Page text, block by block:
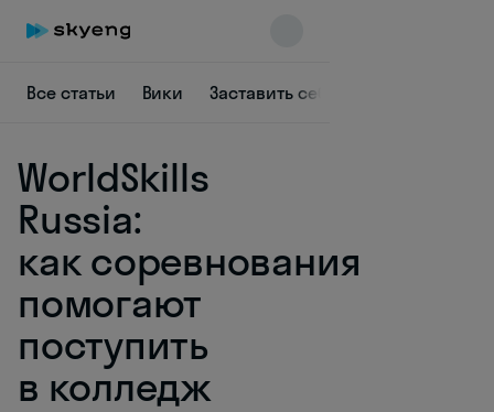
Все статьи Вики Заставить себя
WorldSkills
Russia:
как соревнования
помогают
поступить
в колледж
Skyeng Chat
online